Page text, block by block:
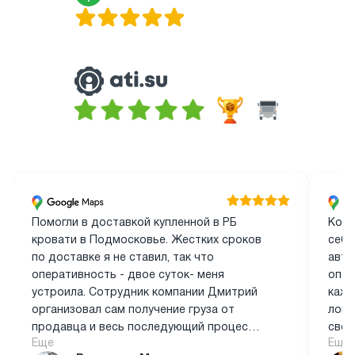
Помогли в доставкой купленной в РБ
кровати в Подмосковье. Жестких сроков
по доставке я не ставил, так что
оперативность - двое суток- меня
устроила. Сотрудник компании Дмитрий
организовал сам получение груза от
продавца и весь последующий процесс,
все время был на связи по вотсапп. Одно
Еще
Еще